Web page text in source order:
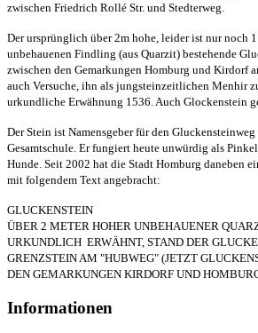
zwischen Friedrich Rollé Str. und Stedterweg.
Der ursprünglich über 2m hohe, leider ist nur noch
unbehauenen Findling (aus Quarzit) bestehende
zwischen den Gemarkungen Homburg und Kirdorf
auch Versuche, ihn als jungsteinzeitlichen Menhir
urkundliche Erwähnung 1536. Auch Glockenstein
Der Stein ist Namensgeber für den
Gesamtschule. Er fungiert heute unwürdig als
Hunde. Seit 2002 hat die Stadt Homburg daneben
mit folgendem Text angebracht:
GLUCKENSTEIN
ÜBER 2 METER HOHER UNBEHAUENER
URKUNDLICH ERWÄHNT, STAND DER
GRENZSTEIN AM "HUBWEG" (JETZT
DEN GEMARKUNGEN KIRDORF UND
Informationen